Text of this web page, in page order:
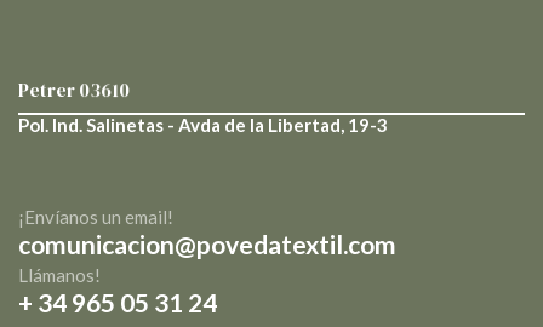
Petrer03610
Pol. Ind. Salinetas - Avda de la Libertad, 19-3
¡Envíanos un email!
comunicacion@povedatextil.com
Llámanos!
+ 34 965 05 31 24